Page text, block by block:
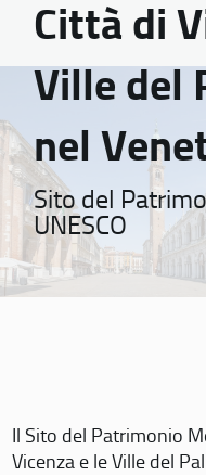
Città di
Ville del
nel
Sito del
UNESCO
Il Sito del Patrimonio
Vicenza e le Ville del